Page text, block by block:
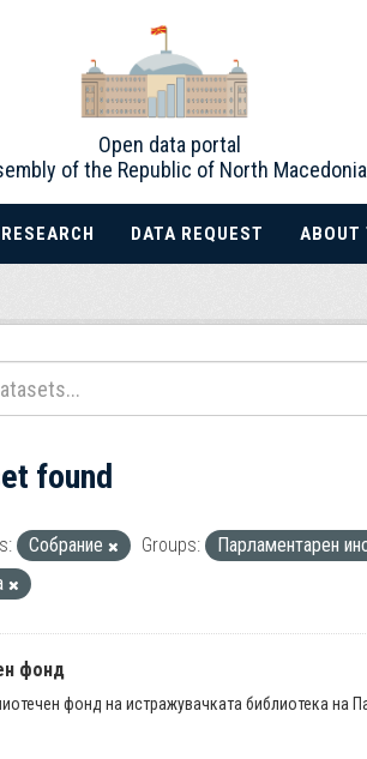
Open data portal
of the Republic of North Macedonia
RESEARCH DATA REQUEST ABOUT
found
Собрание Groups: Парламентарен
фонд
фонд на истражувачката библиотека на